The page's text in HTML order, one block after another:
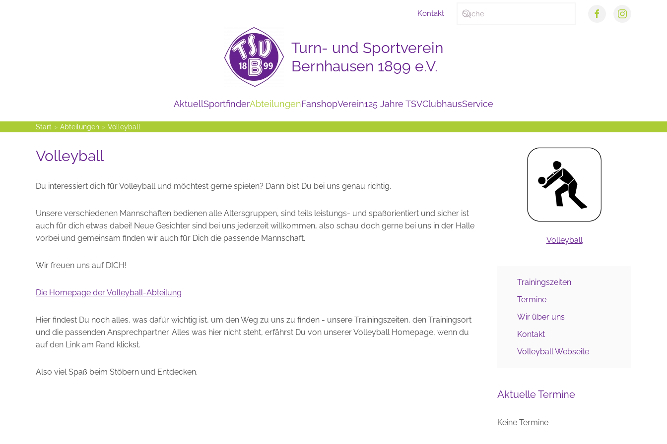
Kontakt
AktuellSportfinderAbteilungenFanshopVerein125 Jahre TSVClubhausService
Start Abteilungen Volleyball
Volleyball
Du interessiert dich für Volleyball und möchtest gerne spielen? Dann bist Du bei uns genau richtig.
Unsere verschiedenen Mannschaften bedienen alle Altersgruppen, sind teils leistungs- und spaßorientiert und sicher ist
auch für dich etwas dabei! Neue Gesichter sind bei uns jederzeit willkommen, also schau doch gerne bei uns in der Halle
vorbei und gemeinsam finden wir auch für Dich die passende Mannschaft.
Wir freuen uns auf DICH!
Die Homepage der Volleyball-Abteilung
Hier findest Du noch alles, was dafür wichtig ist, um den Weg zu uns zu finden - unsere Trainingszeiten, den Trainingsort
und die passenden Ansprechpartner. Alles was hier nicht steht, erfährst Du von unserer Volleyball Homepage, wenn du
auf den Link am Rand klickst.
Also viel Spaß beim Stöbern und Entdecken.
Volleyball
Trainingszeiten
Termine
Wir über uns
Kontakt
Volleyball Webseite
Aktuelle Termine
Keine Termine